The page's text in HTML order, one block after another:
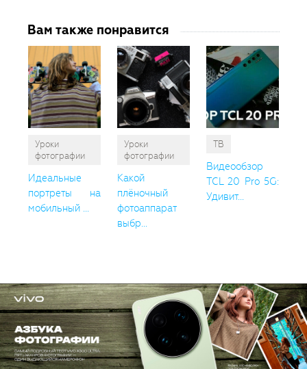
Вам также понравится
Уроки
фотографии
Идеальные
портреты на
мобильный ...
Уроки
фотографии
Какой
плёночный
фотоаппарат
выбр...
ТВ
Видеообзор
TCL 20 Pro 5G:
Удивит...